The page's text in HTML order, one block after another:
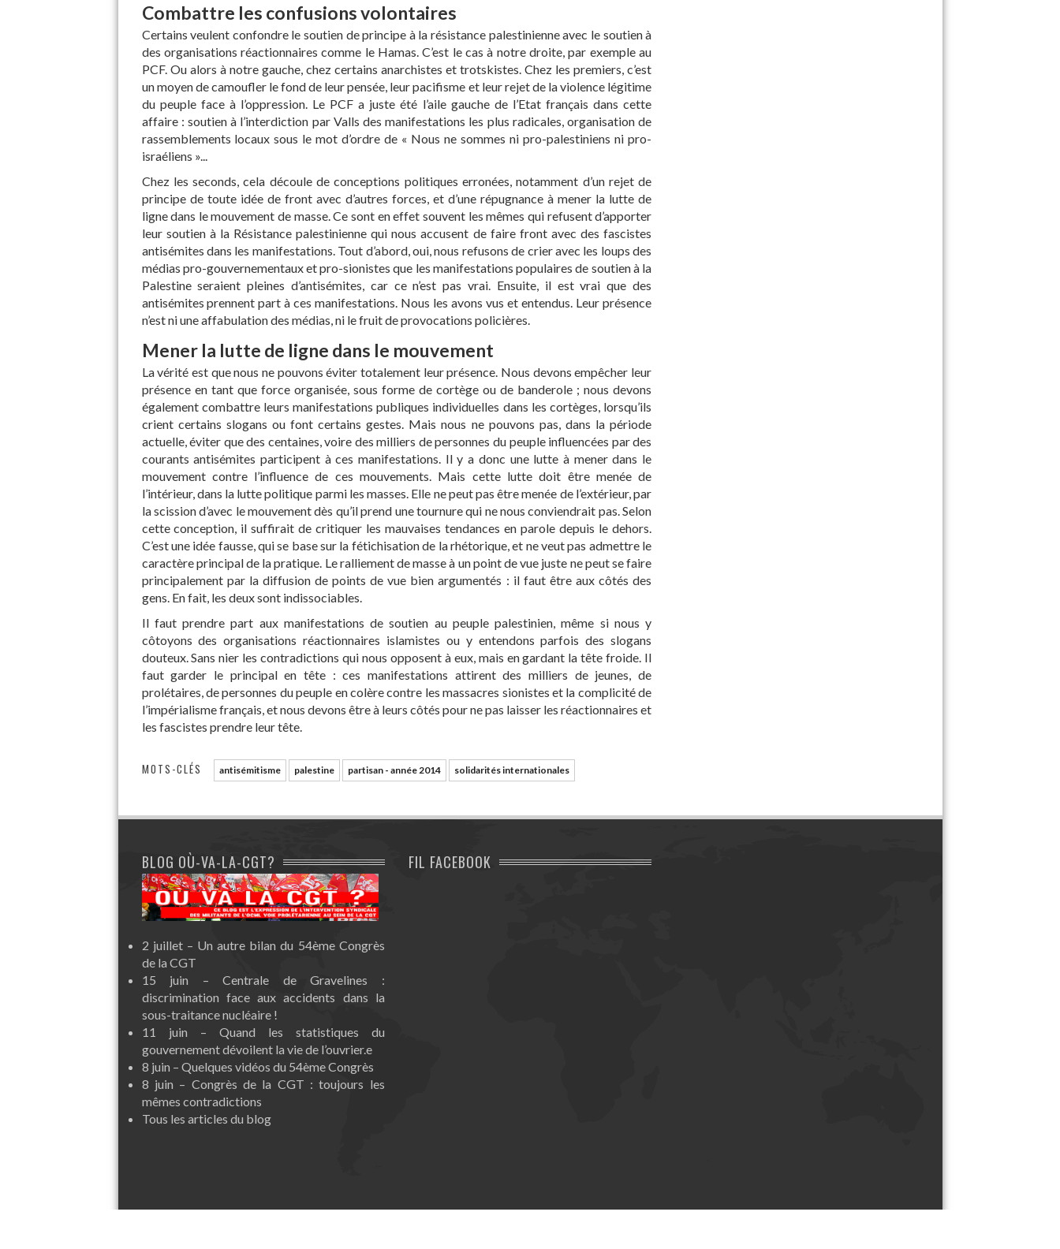
Combattre les confusions volontaires
Certains veulent confondre le soutien de principe à la résistance palestinienne avec le soutien à
des organisations réactionnaires comme le Hamas. C’est le cas à notre droite, par exemple au
PCF. Ou alors à notre gauche, chez certains anarchistes et trotskistes. Chez les premiers, c’est
un moyen de camoufler le fond de leur pensée, leur pacifisme et leur rejet de la violence légitime
du peuple face à l’oppression. Le PCF a juste été l’aile gauche de l’Etat français dans cette
affaire : soutien à l’interdiction par Valls des manifestations les plus radicales, organisation de
rassemblements locaux sous le mot d’ordre de « Nous ne sommes ni pro-palestiniens ni pro-
israéliens »...
Chez les seconds, cela découle de conceptions politiques erronées, notamment d’un rejet de
principe de toute idée de front avec d’autres forces, et d’une répugnance à mener la lutte de
ligne dans le mouvement de masse. Ce sont en effet souvent les mêmes qui refusent d’apporter
leur soutien à la Résistance palestinienne qui nous accusent de faire front avec des fascistes
antisémites dans les manifestations. Tout d’abord, oui, nous refusons de crier avec les loups des
médias pro-gouvernementaux et pro-sionistes que les manifestations populaires de soutien à la
Palestine seraient pleines d’antisémites, car ce n’est pas vrai. Ensuite, il est vrai que des
antisémites prennent part à ces manifestations. Nous les avons vus et entendus. Leur présence
n’est ni une affabulation des médias, ni le fruit de provocations policières.
Mener la lutte de ligne dans le mouvement
La vérité est que nous ne pouvons éviter totalement leur présence. Nous devons empêcher leur
présence en tant que force organisée, sous forme de cortège ou de banderole ; nous devons
également combattre leurs manifestations publiques individuelles dans les cortèges, lorsqu’ils
crient certains slogans ou font certains gestes. Mais nous ne pouvons pas, dans la période
actuelle, éviter que des centaines, voire des milliers de personnes du peuple influencées par des
courants antisémites participent à ces manifestations. Il y a donc une lutte à mener dans le
mouvement contre l’influence de ces mouvements. Mais cette lutte doit être menée de
l’intérieur, dans la lutte politique parmi les masses. Elle ne peut pas être menée de l’extérieur, par
la scission d’avec le mouvement dès qu’il prend une tournure qui ne nous conviendrait pas. Selon
cette conception, il suffirait de critiquer les mauvaises tendances en parole depuis le dehors.
C’est une idée fausse, qui se base sur la fétichisation de la rhétorique, et ne veut pas admettre le
caractère principal de la pratique. Le ralliement de masse à un point de vue juste ne peut se faire
principalement par la diffusion de points de vue bien argumentés : il faut être aux côtés des
gens. En fait, les deux sont indissociables.
Il faut prendre part aux manifestations de soutien au peuple palestinien, même si nous y
côtoyons des organisations réactionnaires islamistes ou y entendons parfois des slogans
douteux. Sans nier les contradictions qui nous opposent à eux, mais en gardant la tête froide. Il
faut garder le principal en tête : ces manifestations attirent des milliers de jeunes, de
prolétaires, de personnes du peuple en colère contre les massacres sionistes et la complicité de
l’impérialisme français, et nous devons être à leurs côtés pour ne pas laisser les réactionnaires et
les fascistes prendre leur tête.
MOTS-CLÉS antisémitisme palestine partisan - année 2014 solidarités internationales
BLOG OÙ-VA-LA-CGT?
2 juillet – Un autre bilan du 54ème Congrès
de la CGT
15 juin – Centrale de Gravelines :
discrimination face aux accidents dans la
sous-traitance nucléaire !
11 juin – Quand les statistiques du
gouvernement dévoilent la vie de l’ouvrier.e
8 juin – Quelques vidéos du 54ème Congrès
8 juin – Congrès de la CGT : toujours les
mêmes contradictions
Tous les articles du blog
FIL FACEBOOK